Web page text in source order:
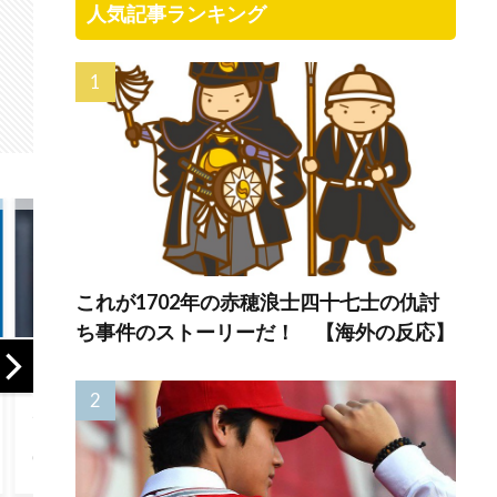
判を買収したの
か！」韓国サッカ
ー協会による国際
試合の審判買収が
発覚し大騒ぎ！
Legend Metal
Galaxyのショーに1
日だけ行けるとし
たら、どっちを選
ぶ？ 【海外の反
しま
ー信
『本
人気記事ランキング
これが1702年の赤穂浪士四十七士の仇討
ち事件のストーリーだ！ 【海外の反応】